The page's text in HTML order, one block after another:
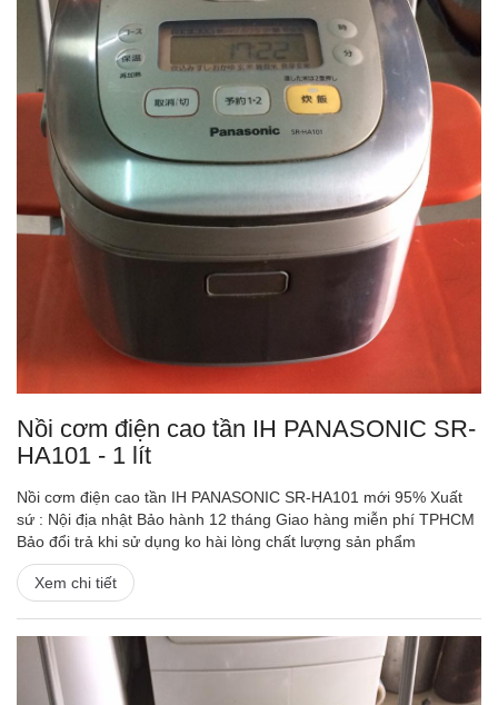
Nồi cơm điện cao tần IH PANASONIC SR-
HA101 - 1 lít
Nồi cơm điện cao tần IH PANASONIC SR-HA101 mới 95% Xuất
sứ : Nội địa nhật Bảo hành 12 tháng Giao hàng miễn phí TPHCM
Bảo đổi trả khi sử dụng ko hài lòng chất lượng sản phẩm
Xem chi tiết